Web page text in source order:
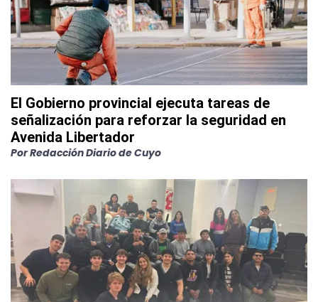
El Gobierno provincial ejecuta tareas de
señalización para reforzar la seguridad en
Avenida Libertador
PorRedacción Diario de Cuyo